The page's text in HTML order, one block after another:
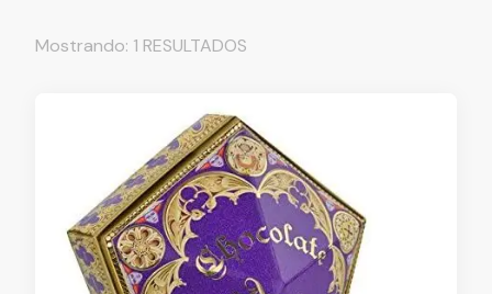
Mostrando: 1 RESULTADOS